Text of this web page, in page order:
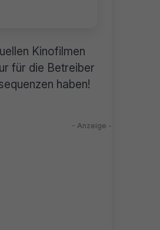
Kinofilmen
für die Betreiber
haben!